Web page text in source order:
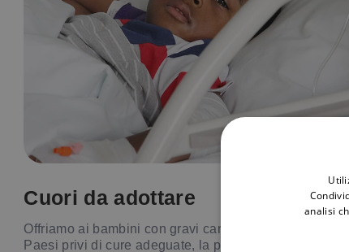
Cuori da adottare
Offriamo ai bambini con gravi cardiopatie, provenienti
Paesi privi di cure adeguate, la possibilità di essere
analisi